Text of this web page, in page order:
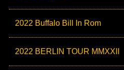
2022 Buffalo Bill In Rom
2022 BERLIN TOUR MMXXII